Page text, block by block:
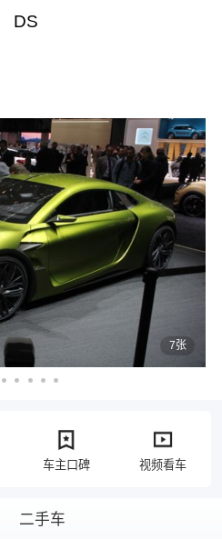
DS
7张
车主口碑 视频看车
二手车